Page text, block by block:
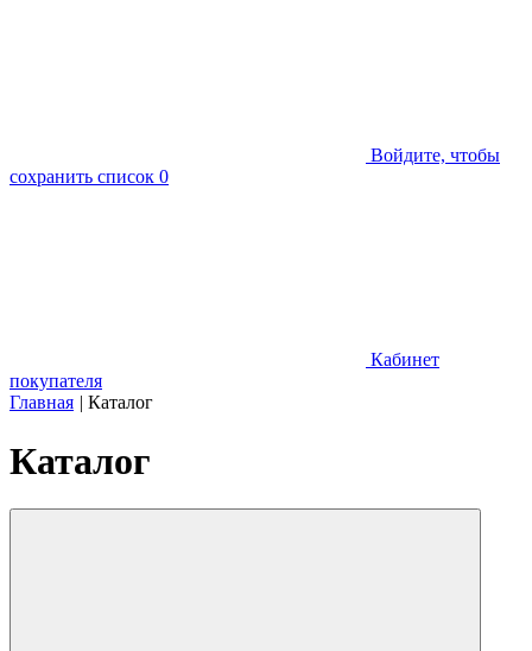
Войдите, чтобы
сохранить список 0
Кабинет
покупателя
Главная | Каталог
Каталог